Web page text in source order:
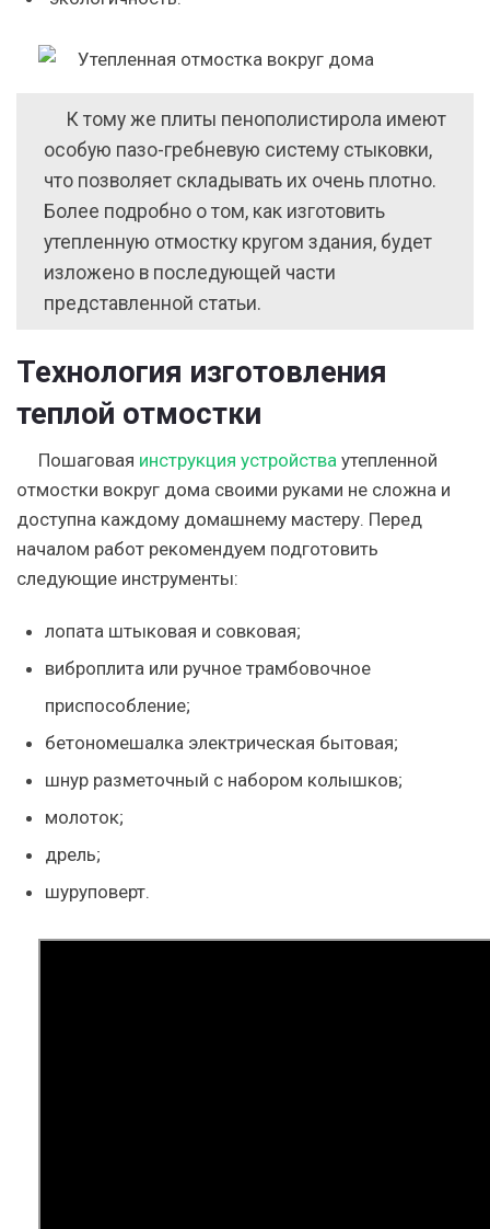
К тому же плиты пенополистирола имеют
особую пазо-гребневую систему стыковки,
что позволяет складывать их очень плотно.
Более подробно о том, как изготовить
утепленную отмостку кругом здания, будет
изложено в последующей части
представленной статьи.
Технология изготовления
теплой отмостки
Пошаговая инструкция устройства утепленной
отмостки вокруг дома своими руками не сложна и
доступна каждому домашнему мастеру. Перед
началом работ рекомендуем подготовить
следующие инструменты:
лопата штыковая и совковая;
виброплита или ручное трамбовочное
приспособление;
бетономешалка электрическая бытовая;
шнур разметочный с набором колышков;
молоток;
дрель;
шуруповерт.